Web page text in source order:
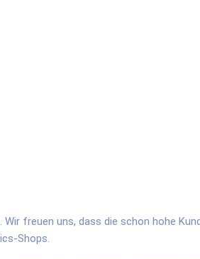
freuen uns, dass die schon hohe
Shops.